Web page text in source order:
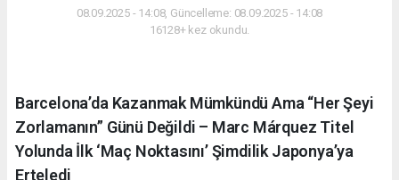
08.09.2025 - 14:08, Güncelleme: 08.09.2025 - 14:08
16128+ kez okundu.
Barcelona’da Kazanmak Mümkündü Ama “Her Şeyi
Zorlamanın” Günü Değildi – Marc Márquez Titel
Yolunda İlk ‘Maç Noktasını’ Şimdilik Japonya’ya
Erteledi